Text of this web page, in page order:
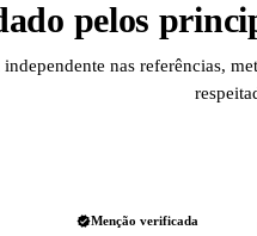
pelos
nas referências,
Menção verificada